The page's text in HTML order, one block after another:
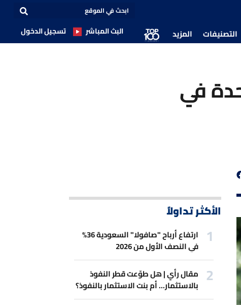
التصنيفات المزيد البث المباشر تسجيل الدخول
في
الأكثر تداولاً
ارتفاع أرباح "صافولا" السعودية 36%
في النصف الأول من 2026
مقال رأي | هل طوّعت قطر النفوذ
بالاستثمار... أم بنت الاستثمار بالنفوذ؟